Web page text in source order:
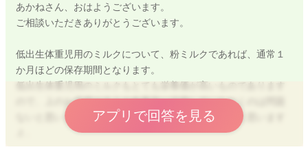
あかねさん、おはようございます。
ご相談いただきありがとうございます。
低出生体重児用のミルクについて、粉ミルクであれば、通常１
か月ほどの保存期間となります。
低出生体重児用のミルクもとても栄養価が高いものであります
ので、上のお子様や大人の食事等に活用していただくのは問題
ないと思います。通常のミルクと同様に扱って良いと思います
アプリで回答を見る